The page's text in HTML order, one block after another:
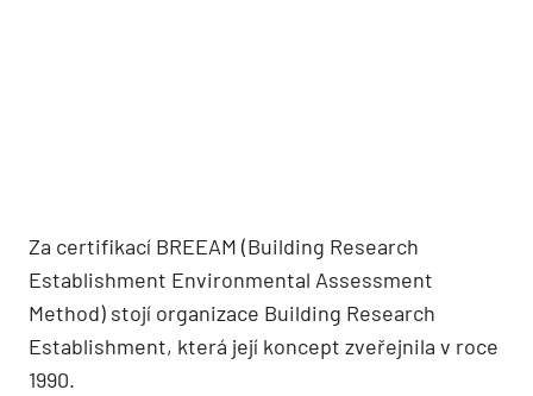
Za certifikací BREEAM (Building Research
Establishment Environmental Assessment
Method) stojí organizace Building Research
Establishment, která její koncept zveřejnila v roce
1990.